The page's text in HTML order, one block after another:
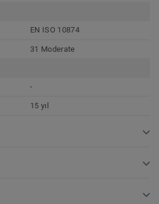
EN ISO 10874
31 Moderate
-
15 yıl